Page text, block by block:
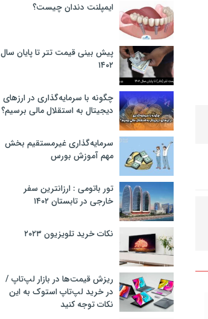
ایمپلنت دندان چیست؟
پیش بینی قیمت تتر تا پایان سال
۱۴۰۲
چگونه با سرمایه‌گذاری در ارزهای
دیجیتال به استقلال مالی برسیم؟
سرمایه‌گذاری غیرمستقیم بخش
مهم آموزش بورس
تور باتومی : ارزانترین سفر
خارجی در تابستان ۱۴۰۲
نکات خرید تلویزیون ۲۰۲۳
ریزش قیمت‌ها در بازار لپ‌تاپ /
در خرید لپ‌تاپ استوک به این
نکات توجه کنید